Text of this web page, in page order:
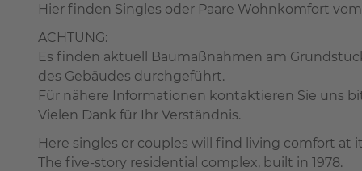
Hier finden Singles oder Paare Wohnkomfort
ACHTUNG:
Es finden aktuell Baumaßnahmen am
des Gebäudes durchgeführt.
Für nähere Informationen kontaktieren Sie uns
Vielen Dank für Ihr Verständnis.
Here singles or couples will find living comfort at
The five-story residential complex, built in 1978.